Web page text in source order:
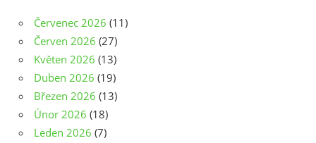
Červenec 2026 (11)
Červen 2026 (27)
Květen 2026 (13)
Duben 2026 (19)
Březen 2026 (13)
Únor 2026 (18)
Leden 2026 (7)